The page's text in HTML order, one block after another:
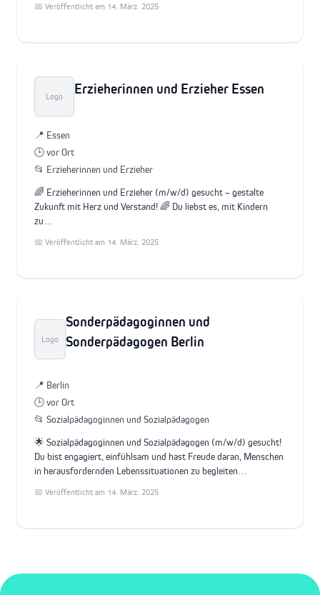
📅 Veröffentlicht am 14. März. 2025
Logo Erzieherinnen und Erzieher Essen
📍 Essen
🕒 vor Ort
📂 Erzieherinnen und Erzieher
🌈 Erzieherinnen und Erzieher (m/w/d) gesucht – gestalte
Zukunft mit Herz und Verstand! 🌈 Du liebst es, mit Kindern
zu…
📅 Veröffentlicht am 14. März. 2025
Logo
Sonderpädagoginnen und
Sonderpädagogen Berlin
📍 Berlin
🕒 vor Ort
📂 Sozialpädagoginnen und Sozialpädagogen
🌟 Sozialpädagoginnen und Sozialpädagogen (m/w/d) gesucht!
Du bist engagiert, einfühlsam und hast Freude daran, Menschen
in herausfordernden Lebenssituationen zu begleiten…
📅 Veröffentlicht am 14. März. 2025